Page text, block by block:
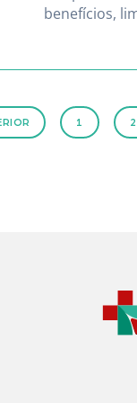
benefícios,
1 2